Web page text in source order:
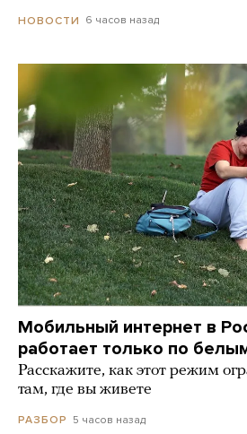
НОВОСТИ 6 часов назад
Мобильный интернет в
работает только по
Расскажите, как этот режим
там, где вы живете
РАЗБОР 5 часов назад